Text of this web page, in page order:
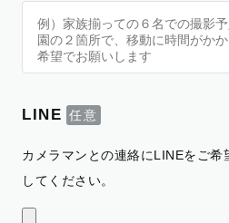
LINE
カメラマンとの連絡にLINEをご希
してください。